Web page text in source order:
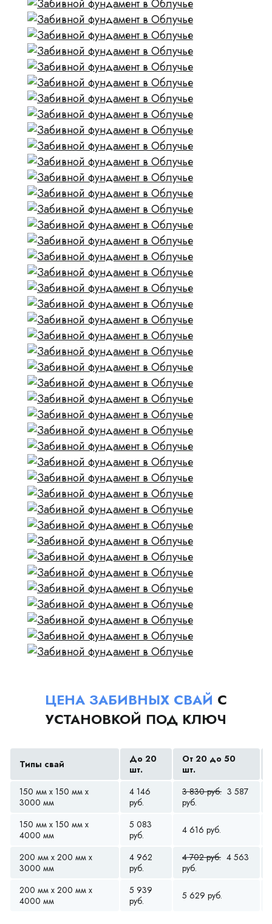
ЦЕНА ЗАБИВНЫХ СВАЙ С
УСТАНОВКОЙ ПОД КЛЮЧ
Типы свай
До 20
шт.
От 20 до 50
шт.
150 мм x 150 мм x
3000 мм
4 146
руб.
3 830 руб. 3 587
руб.
150 мм x 150 мм x
4000 мм
5 083
руб.
4 616 руб.
200 мм x 200 мм x
3000 мм
4 962
руб.
4 702 руб. 4 563
руб.
200 мм x 200 мм x
4000 мм
5 939
руб.
5 629 руб.